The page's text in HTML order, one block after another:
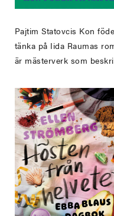
Pajtim Statovcis Kon
tänka på Iida Raumas
är mästerverk som